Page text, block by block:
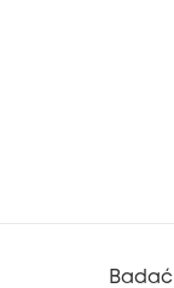
Badać